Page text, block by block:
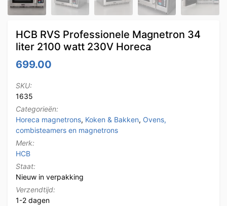
HCB RVS Professionele Magnetron 34
liter 2100 watt 230V Horeca
699.00
SKU:
1635
Categorieën:
Horeca magnetrons, Koken & Bakken, Ovens,
combisteamers en magnetrons
Merk:
HCB
Staat:
Nieuw in verpakking
Verzendtijd:
1-2 dagen